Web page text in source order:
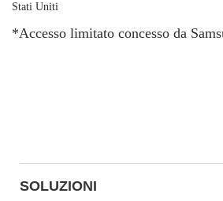
Stati Uniti
*Accesso limitato concesso da
SOLUZIONI